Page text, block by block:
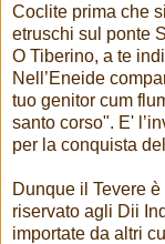
Coclite prima che
etruschi sul ponte
O Tiberino, a te
Nell’Eneide
tuo genitor cum
santo corso". E'
per la conquista
Dunque il Tevere
riservato agli Dii
importate da altri